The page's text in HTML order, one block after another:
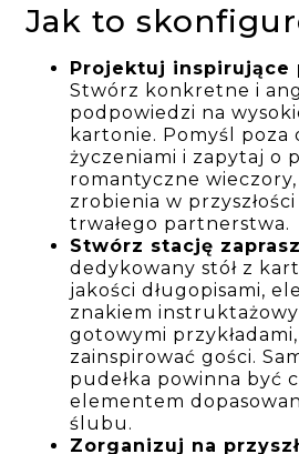
Jak to
Projektuj inspirujące
Stwórz konkretne i
podpowiedzi na
kartonie. Pomyśl poza
życzeniami i zapytaj o
romantyczne
zrobienia w
trwałego partnerstwa.
Stwórz stację
dedykowany stół z
jakości długopisami,
znakiem
gotowymi
zainspirować gości.
pudełka powinna być
elementem
ślubu.
Zorganizuj na